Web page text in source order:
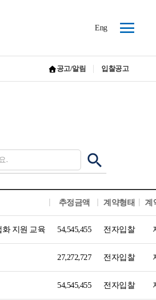
Eng
맵
공고/알림 입찰공고
추정금액 계약형태 계
지원 교육 54,545,455 전자입찰
27,272,727 전자입찰
54,545,455 전자입찰